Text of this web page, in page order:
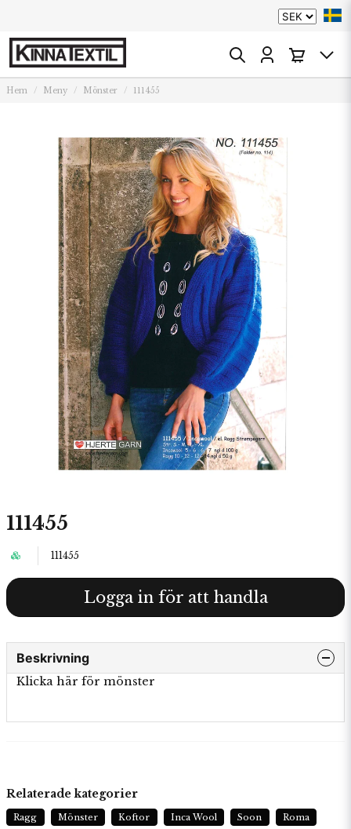
Hem Meny Mönster 111455
111455
111455
Logga in för att handla
Beskrivning
Klicka här för mönster
Relaterade kategorier
Ragg Mönster Koftor Inca Wool Soon Roma